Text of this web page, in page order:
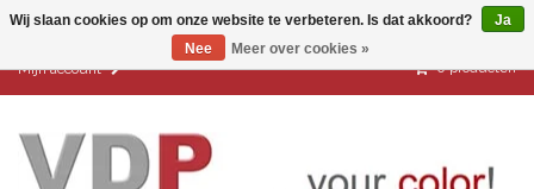
Mijn account 0 producten
Wij slaan cookies op om onze website te verbeteren. Is dat akkoord?
Ja
Nee
Meer over cookies »